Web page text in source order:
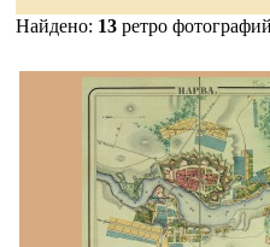
Найдено: 13 ретро